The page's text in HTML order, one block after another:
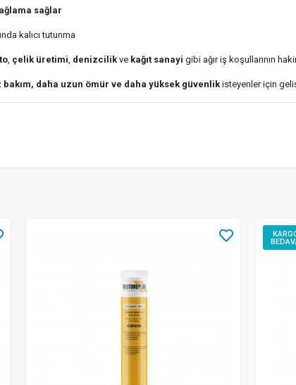
sağlar
kalıcı tutunma
, çelik üretimi, denizcilik ve kağıt sanayi gibi ağır iş koşullarının
bakım, daha uzun ömür ve daha yüksek güvenlik isteyenler için